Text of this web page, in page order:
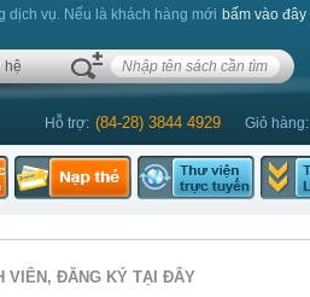
dịch vụ. Nếu là khách hàng mới bấm vào đây
hệ
Hỗ trợ: (84-28) 3844 4929 Giỏ hàng:
VIÊN, ĐĂNG KÝ TẠI ĐÂY